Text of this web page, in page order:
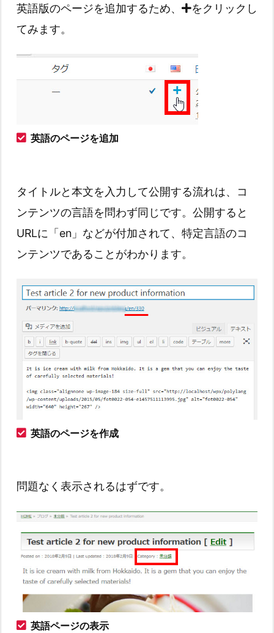
英語版のページを追加するため、
をクリックし
てみます。
英語のページを追加
タイトルと本文を入力して公開する流れは、コ
ンテンツの言語を問わず同じです。公開すると
URLに「en」などが付加されて、特定言語のコ
ンテンツであることがわかります。
英語のページを作成
問題なく表示されるはずです。
英語ページの表示